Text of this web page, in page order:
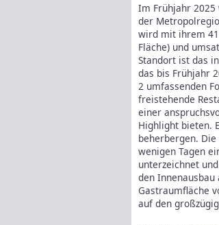
Im Frühjahr
der
wird mit ihrem
Fläche) und
Standort ist das
das bis Frühjahr
2 umfassenden
freistehende
einer
Highlight bieten.
beherbergen.
wenigen Tagen
unterzeichnet
den Innenausbau
Gastraumfläche
auf den